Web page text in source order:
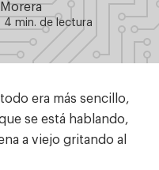
4 min. de lectura
era más sencillo,
se está hablando,
a viejo gritando al